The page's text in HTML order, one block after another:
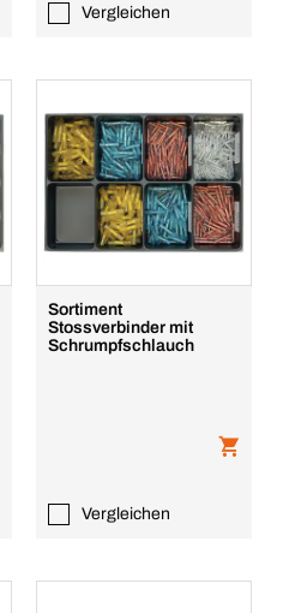
Vergleichen
Sortiment
Stossverbinder mit
Schrumpfschlauch
Vergleichen